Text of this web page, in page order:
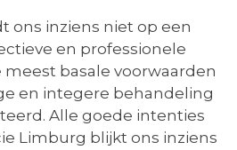
ons inziens niet op een
en professionele
meest basale voorwaarden
en integere behandeling
Alle goede intenties
Limburg blijkt ons inziens